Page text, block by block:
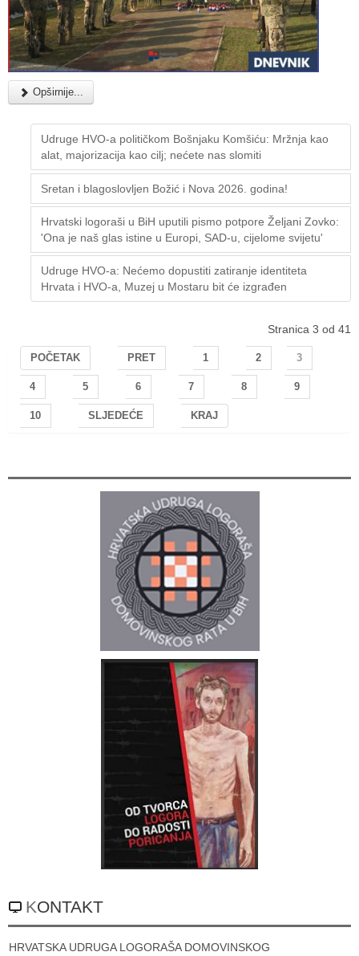
Opširnije...
Udruge HVO-a političkom Bošnjaku Komšiću: Mržnja kao
alat, majorizacija kao cilj; nećete nas slomiti
Sretan i blagoslovljen Božić i Nova 2026. godina!
Hrvatski logoraši u BiH uputili pismo potpore Željani Zovko:
'Ona je naš glas istine u Europi, SAD-u, cijelome svijetu'
Udruge HVO-a: Nećemo dopustiti zatiranje identiteta
Hrvata i HVO-a, Muzej u Mostaru bit će izgrađen
Stranica 3 od 41
POČETAK PRET 1 2 3
4 5 6 7 8 9
10 SLJEDEĆE KRAJ
KONTAKT
HRVATSKA UDRUGA LOGORAŠA DOMOVINSKOG